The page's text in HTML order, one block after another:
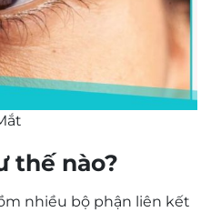
thế nào?
nhiều bộ phận liên kết